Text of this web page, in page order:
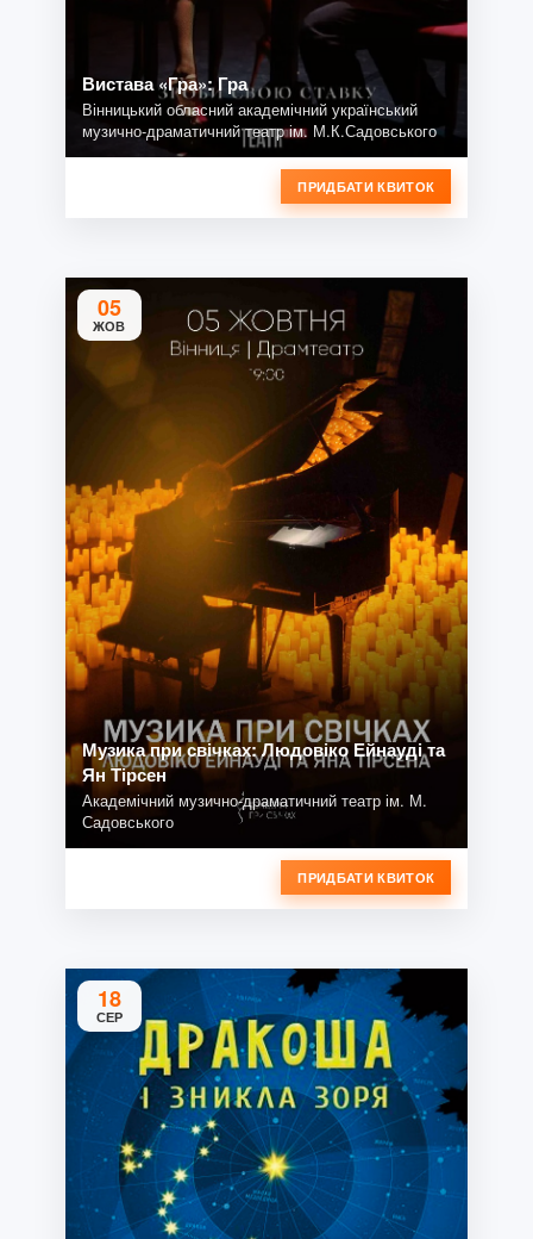
Вистава «Гра»: Гра
Вінницький обласний академічний український
музично-драматичний театр ім. М.К.Садовського
ПРИДБАТИ КВИТОК
05
ЖОВ
Музика при свічках: Людовіко Ейнауді та
Ян Тірсен
Академічний музично-драматичний театр ім. М.
Садовського
ПРИДБАТИ КВИТОК
18
СЕР